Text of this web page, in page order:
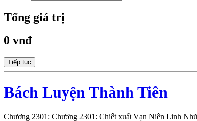
Tổng giá trị
0 vnđ
Tiếp tục
Bách Luyện Thành Tiên
Chương 2301: Chương 2301: Chiết xuất Vạn Niên Linh Nhũ